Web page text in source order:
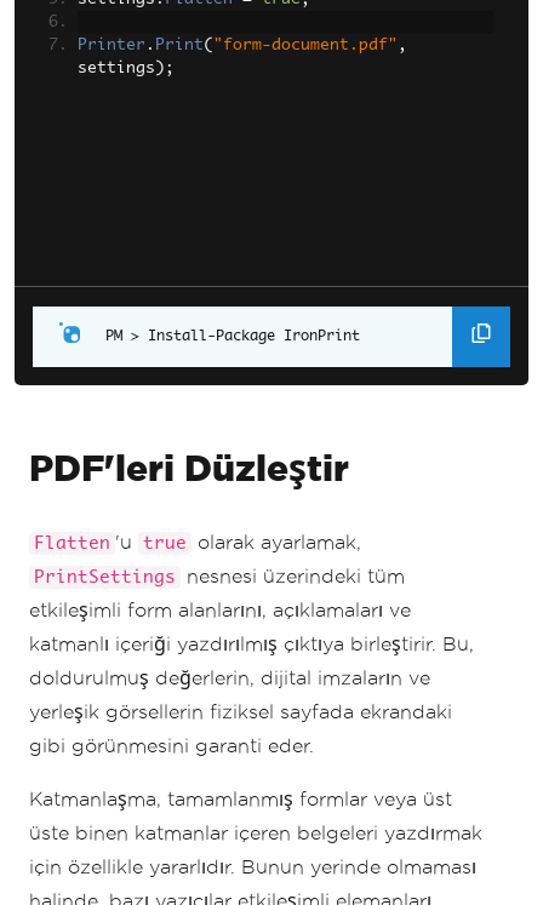
Printer . Print( "form-document.pdf" ,
settings );
Install-Package IronPrint
PDF'leri Düzleştir
Flatten 'u true olarak ayarlamak,
PrintSettings
nesnesi üzerindeki tüm
etkileşimli form alanlarını, açıklamaları ve
katmanlı içeriği yazdırılmış çıktıya birleştirir. Bu,
doldurulmuş değerlerin, dijital imzaların ve
yerleşik görsellerin fiziksel sayfada ekrandaki
gibi görünmesini garanti eder.
Katmanlaşma, tamamlanmış formlar veya üst
üste binen katmanlar içeren belgeleri yazdırmak
için özellikle yararlıdır. Bunun yerinde olmaması
halinde, bazı yazıcılar etkileşimli elemanları